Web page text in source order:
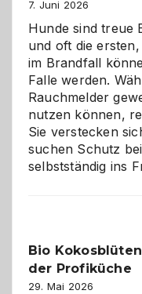
7. Juni 2026
Hunde sind treue
und oft die
im Brandfall
Falle werden.
Rauchmelder
nutzen können,
Sie verstecken
suchen Schutz
selbstständig ins
Bio
der Profiküche
29. Mai 2026